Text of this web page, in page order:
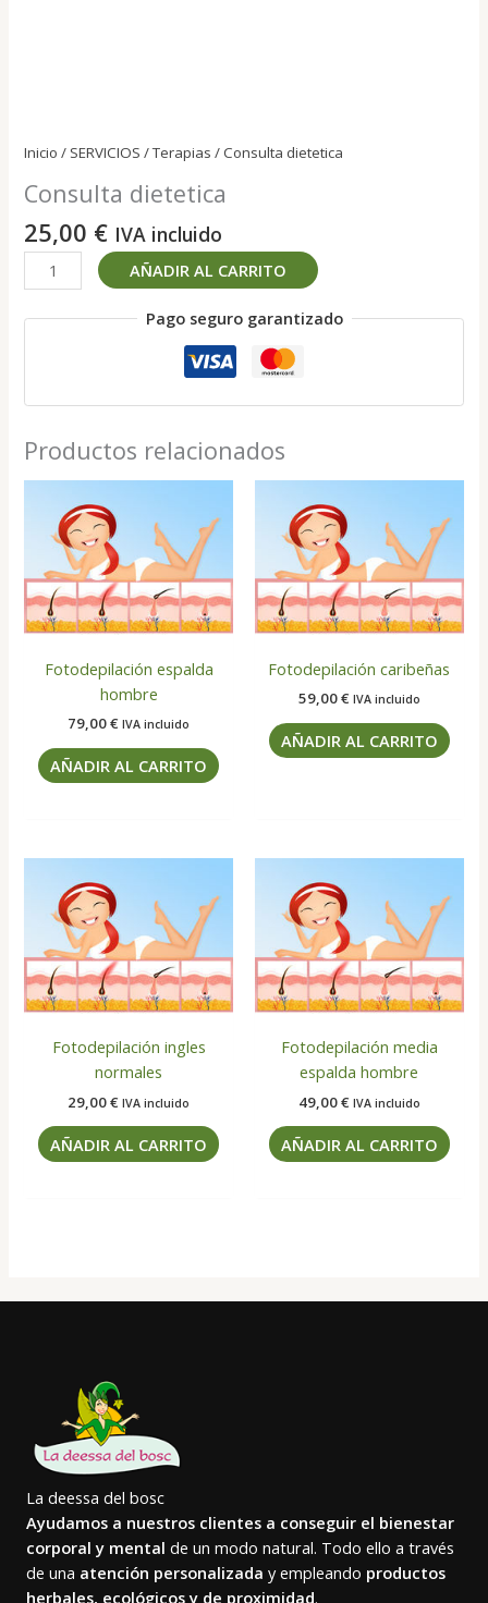
Inicio / SERVICIOS /Terapias / Consulta dietetica
Consulta dietetica
25,00 € IVA incluido
Consulta
dietetica
cantidad
AÑADIR AL CARRITO
Pago seguro garantizado
Productos relacionados
Fotodepilación espalda
hombre
79,00€ IVA incluido
AÑADIR AL CARRITO
Fotodepilación caribeñas
59,00€ IVA incluido
AÑADIR AL CARRITO
Fotodepilación ingles
normales
29,00€ IVA incluido
AÑADIR AL CARRITO
Fotodepilación media
espalda hombre
49,00€ IVA incluido
AÑADIR AL CARRITO
La deessa del bosc
Ayudamos a nuestros clientes a conseguir el bienestar
corporal y mental de un modo natural. Todo ello a través
de una atención personalizada y empleando productos
herbales, ecológicos y de proximidad.